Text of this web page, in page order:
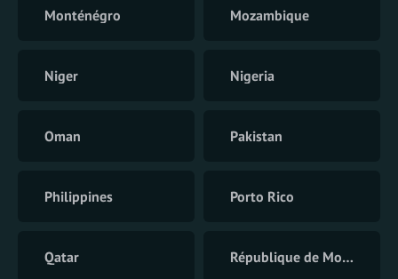
Monténégro Mozambique
Niger Nigeria
Oman Pakistan
Philippines Porto Rico
Qatar République de Moldavie